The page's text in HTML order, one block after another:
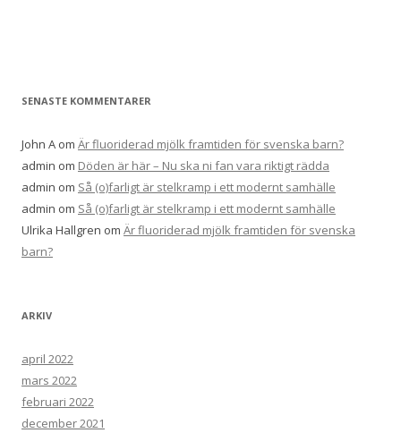
SENASTE KOMMENTARER
John A om Är fluoriderad mjölk framtiden för svenska barn?
admin om Döden är här – Nu ska ni fan vara riktigt rädda
admin om Så (o)farligt är stelkramp i ett modernt samhälle
admin om Så (o)farligt är stelkramp i ett modernt samhälle
Ulrika Hallgren om Är fluoriderad mjölk framtiden för svenska
barn?
ARKIV
april 2022
mars 2022
februari 2022
december 2021